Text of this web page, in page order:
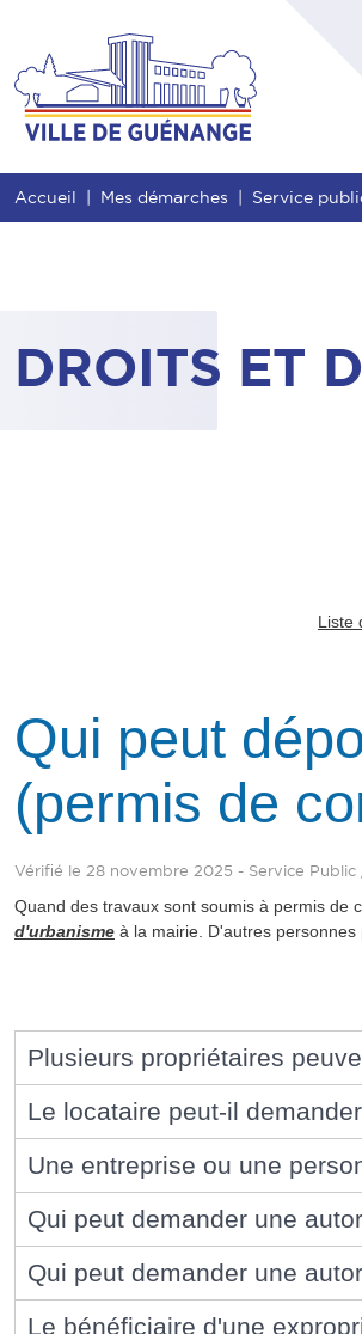
Entête de page
Accueil Mes démarches Service
DROITS ET
Liste
Qui peut
(permis de
Vérifié le 28 novembre 2025 - Service
Quand des travaux sont soumis à permis de
d'urbanisme à la mairie. D'autres
Plusieurs propriétaires
Le locataire peut-il
Une entreprise ou une
Qui peut demander une
Qui peut demander une
Le bénéficiaire d'une